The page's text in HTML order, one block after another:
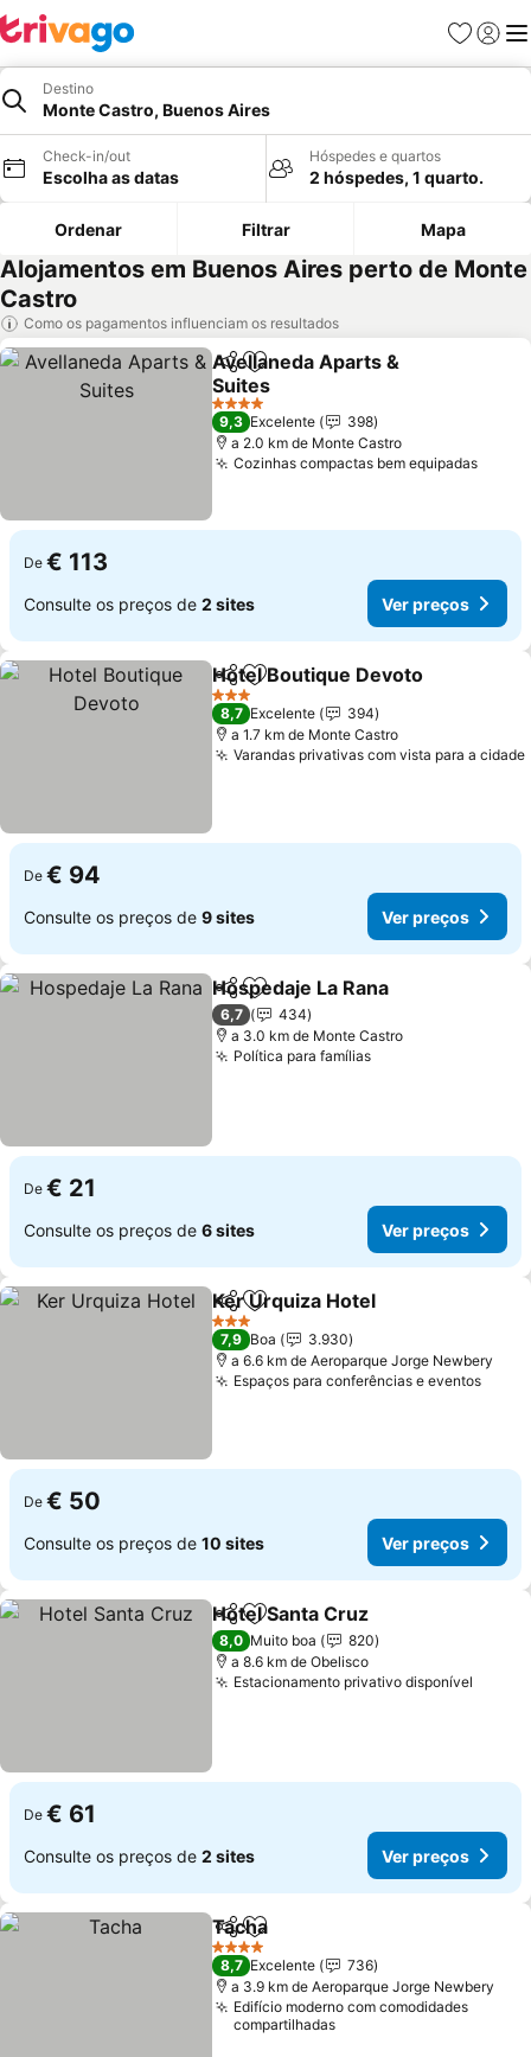
Favoritos
Iniciar
Destino
Monte Castro, Buenos Aires
Check-in/out
Escolha as datas
Hóspedes e quartos
2 hóspedes, 1 quarto.
Ordenar Filtrar Mapa
Alojamentos em Buenos Aires perto de Monte
Castro
Como os pagamentos influenciam os resultados
PartilharAdicionar aos favoritos
Avellaneda Aparts &
Suites
Ver preços
4 Estrelas
9,3 Excelente
398
a 2.0 km de Monte Castro
Cozinhas compactas bem equipadasVer
De € 113
Consulte os preços de 2 sites Ver preços
PartilharAdicionar aos favoritos
Hotel Boutique Devoto
3 Estrelas
8,7 Excelente
394
a 1.7 km de Monte Castro
Varandas privativas com vista para a cidade
De € 94
Consulte os preços de 9 sites Ver preços
PartilharAdicionar aos favoritos
Hospedaje La Rana
6,7
434
a 3.0 km de Monte Castro
Política para famíliasVer preços
De € 21
Consulte os preços de 6 sites Ver preços
PartilharAdicionar aos favoritos
Ker Urquiza Hotel
3 Estrelas
7,9 Boa
3.930
a 6.6 km de Aeroparque Jorge Newbery
Espaços para conferências e eventosVer
De € 50
Consulte os preços de 10 sites Ver preços
PartilharAdicionar aos favoritos
Hotel Santa Cruz
8,0 Muito boa
820
a 8.6 km de Obelisco
Estacionamento privativo disponível
De € 61
Consulte os preços de 2 sites Ver preços
PartilharAdicionar aos favoritos
Tacha
4 Estrelas
8,7 Excelente
736
a 3.9 km de Aeroparque Jorge Newbery
Edifício moderno com comodidades
compartilhadas